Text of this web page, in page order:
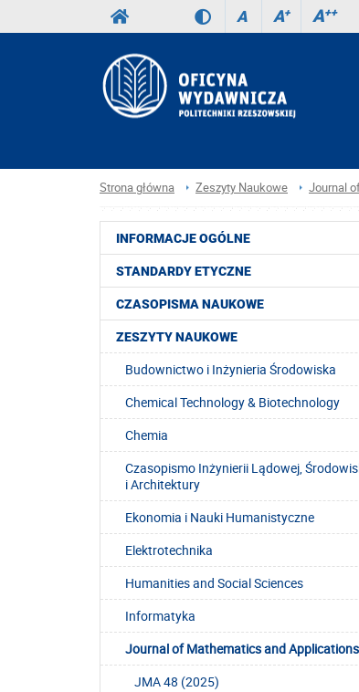
A A+ A++
Strona główna Zeszyty Naukowe Journal
INFORMACJE OGÓLNE
STANDARDY ETYCZNE
CZASOPISMA NAUKOWE
ZESZYTY NAUKOWE
Budownictwo i Inżynieria Środowiska
Chemical Technology & Biotechnology
Chemia
Czasopismo Inżynierii Lądowej,
i Architektury
Ekonomia i Nauki Humanistyczne
Elektrotechnika
Humanities and Social Sciences
Informatyka
Journal of Mathematics and Applications
JMA 48 (2025)